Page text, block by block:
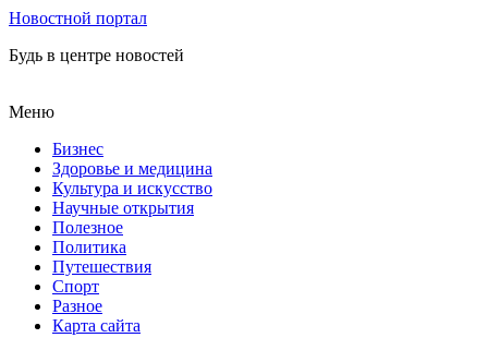
Новостной портал
Будь в центре новостей
Меню
Бизнес
Здоровье и медицина
Культура и искусство
Научные открытия
Полезное
Политика
Путешествия
Спорт
Разное
Карта сайта